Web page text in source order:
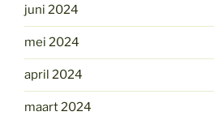
juni 2024
mei 2024
april 2024
maart 2024